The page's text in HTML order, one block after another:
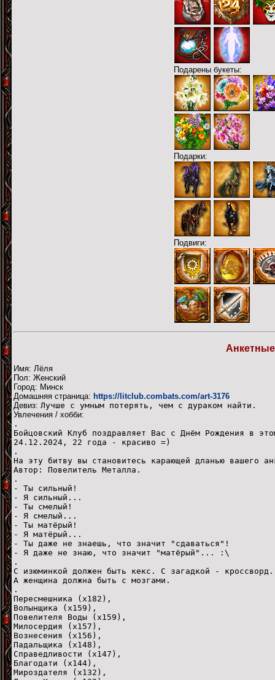
Подарены букеты:
Подарки:
Подвиги:
Имя: Лёля
Пол: Женский
Город: Минск
Домашняя страница: https://litclub.combats.com/art-3176
Девиз: Лучше с умным потерять, чем с дураком найти.
Увлечения / хобби:
.
Бойцовский Клуб поздравляет Вас с Днём Рождения в
24.12.2024, 22 года - красиво =)
.
На эту битву вы становитесь карающей дланью вашего
Автор: Повелитель Металла.
.
- Ты сильный!
- Я сильный...
- Ты смелый!
- Я смелый...
- Ты матёрый!
- Я матёрый...
- Ты даже не знаешь, что значит "сдаваться"!
- Я даже не знаю, что значит "матёрый"... :\
.
С изюминкой должен быть кекс. С загадкой - кроссворд.
А женщина должна быть с мозгами.
.
Пересмешника (х182),
Волынщика (х159),
Повелителя Воды (х159),
Милосердия (х157),
Вознесения (х156),
Падальщика (х148),
Справедливости (х147),
Благодати (х144),
Мироздателя (х132),